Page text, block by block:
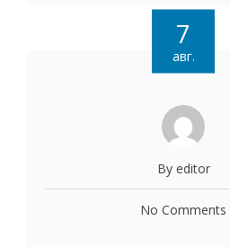
7
авг.
By editor
No Comments